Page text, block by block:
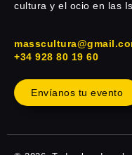
cultura y el ocio en las
+34 928 80 19 60
Envíanos tu evento